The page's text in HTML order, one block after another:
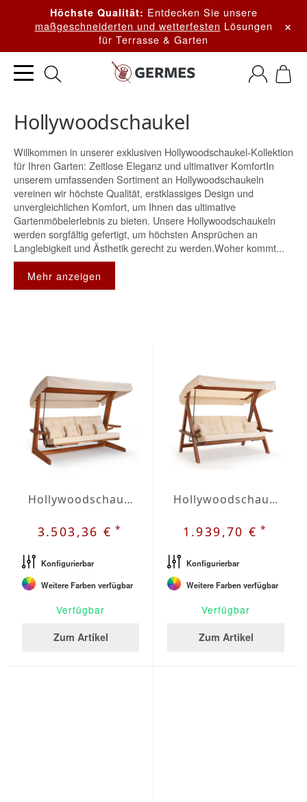
Höchste Qualität: Entdecken Sie unsere
maßgeschneiderten und wetterfesten Lösungen
für Terrasse & Garten
×
Hollywoodschaukel
Willkommen in unserer exklusiven Hollywoodschaukel-Kollektion
für Ihren Garten: Zeitlose Eleganz und ultimativer KomfortIn
unserem umfassenden Sortiment an Hollywoodschaukeln
vereinen wir höchste Qualität, erstklassiges Design und
unvergleichlichen Komfort, um Ihnen das ultimative
Gartenmöbelerlebnis zu bieten. Unsere Hollywoodschaukeln
werden sorgfältig gefertigt, um höchsten Ansprüchen an
Langlebigkeit und Ästhetik gerecht zu werden.Woher kommt...
Mehr anzeigen
Hollywoodschaukel LUNA 2600
3.503,36 €*
Konfigurierbar
Weitere Farben verfügbar
Verfügbar
Zum Artikel
Hollywoodschaukel LYON 2400
1.939,70 €*
Konfigurierbar
Weitere Farben verfügbar
Verfügbar
Zum Artikel